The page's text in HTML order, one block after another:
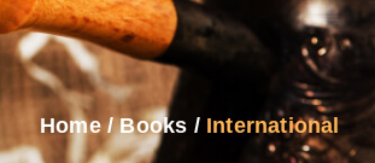
Home/Books / International